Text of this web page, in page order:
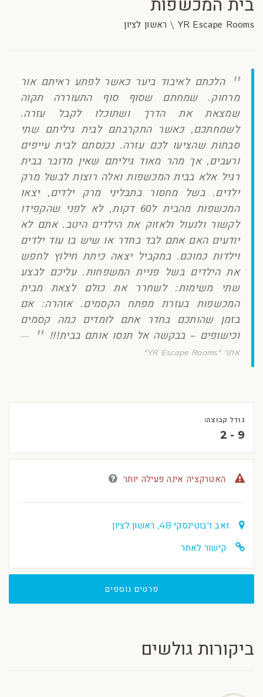
בית המכשפות
YR Escape Rooms \ ראשון לציון
הלכתם לאיבוד ביער כאשר לפתע ראיתם אור
מרחוק. שמחתם שסוף סוף התעוררה תקוה
שמצאת את הדרך ושתוכלו לקבל עזרה.
לשמחתכם, כאשר התקרבתם לבית גיליתם שתי
סבתות שהציעו לכם עזרה. נכנסתם לבית עייפים
ורעבים, אך מהר מאוד גיליתם שאין מדובר בבית
רגיל אלא בבית המכשפות ואלה רוצות לבשל מרק
ילדים. בשל מחסור בתבליני מרק ילדים, יצאו
המכשפות מהבית ל60 דקות, לא לפני שהקפידו
לקשור ולנעול ולאזוק את הילדים היטב. אתם לא
יודעים האם אתם לבד בחדר או שיש בו עוד ילדים
וילדות כמוכם. במקביל יצאה כיתת חילוץ לחפש
את הילדים בשל פניית המשפחות. עליכם לבצע
שתי משימות: לשחרר את כולם לצאת מבית
המכשפות בעזרת מפתח הקסמים. אזהרה: אם
בזמן שהותכם בחדר אתם לומדים כמה קסמים
וכישופים – בבקשה אל תנסו אותם בבית!!!
אתר "YR Escape Rooms"
גודל קבוצה:
2 - 9
האטרקציה אינה פעילה יותר
זאב ז'בוטינסקי 48, ראשון לציון
קישור לאתר
פרטים נוספים
ביקורות גולשים